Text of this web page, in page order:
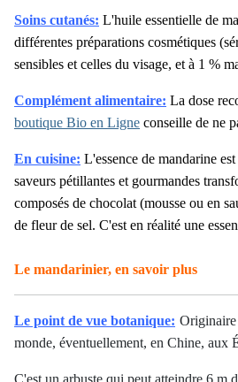
Soins cutanés: L'huile essentielle de
différentes préparations cosmétiques
sensibles et celles du visage, et à 1 %
Complément alimentaire: La dose
boutique Bio en Ligne conseille de ne
En cuisine: L'essence de mandarine
saveurs pétillantes et gourmandes
composés de chocolat (mousse ou en
de fleur de sel. C'est en réalité une
Le mandarinier, en savoir plus
Le point de vue botanique: Originaire
monde, éventuellement, en Chine, aux
C'est un arbuste qui peut atteindre 6 m